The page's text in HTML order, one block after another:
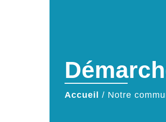
Accueil / Notre